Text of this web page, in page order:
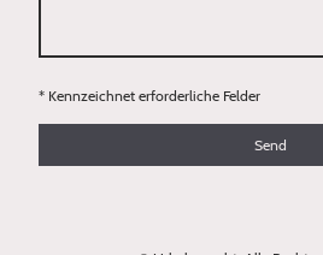
* Kennzeichnet erforderliche Felder
Send